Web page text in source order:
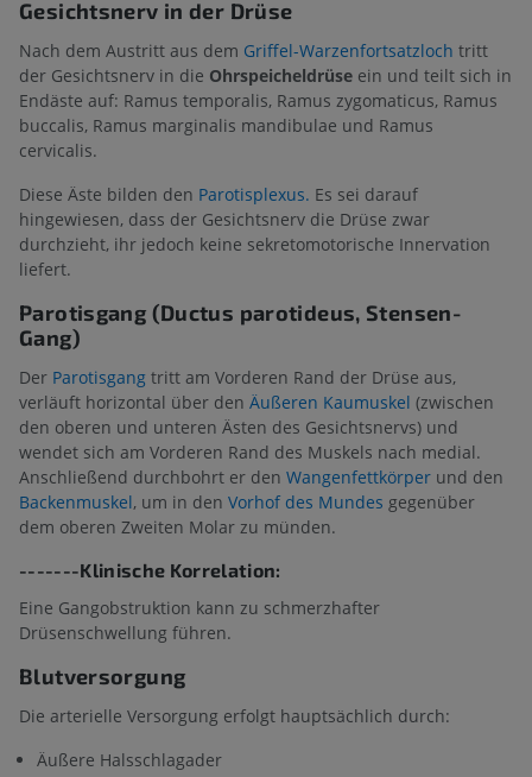
Gesichtsnerv in der Drüse
Nach dem Austritt aus dem Griffel-Warzenfortsatzloch tritt
der Gesichtsnerv in die Ohrspeicheldrüse ein und teilt sich in
Endäste auf: Ramus temporalis, Ramus zygomaticus, Ramus
buccalis, Ramus marginalis mandibulae und Ramus
cervicalis.
Diese Äste bilden den Parotisplexus. Es sei darauf
hingewiesen, dass der Gesichtsnerv die Drüse zwar
durchzieht, ihr jedoch keine sekretomotorische Innervation
liefert.
Parotisgang (Ductus parotideus, Stensen-
Gang)
Der Parotisgang tritt am Vorderen Rand der Drüse aus,
verläuft horizontal über den Äußeren Kaumuskel (zwischen
den oberen und unteren Ästen des Gesichtsnervs) und
wendet sich am Vorderen Rand des Muskels nach medial.
Anschließend durchbohrt er den Wangenfettkörper und den
Backenmuskel, um in den Vorhof des Mundes gegenüber
dem oberen Zweiten Molar zu münden.
-------Klinische Korrelation:
Eine Gangobstruktion kann zu schmerzhafter
Drüsenschwellung führen.
Blutversorgung
Die arterielle Versorgung erfolgt hauptsächlich durch:
Äußere Halsschlagader